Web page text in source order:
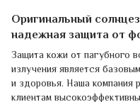
Оригинальный
надежная защита от
Защита кожи от пагубного
излучения является
и здоровья. Наша компания
клиентам